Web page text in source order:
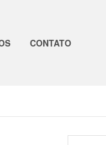
CONTATO